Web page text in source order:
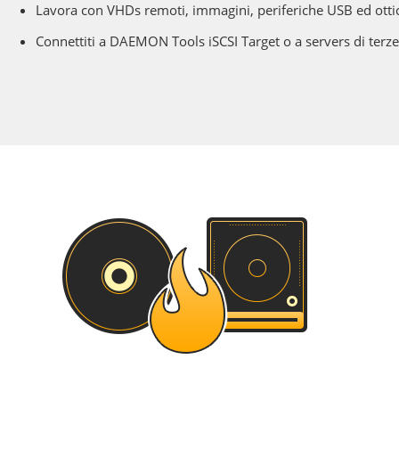
Lavora con VHDs remoti, immagini, periferiche USB ed
Connettiti a DAEMON Tools iSCSI Target o a servers di